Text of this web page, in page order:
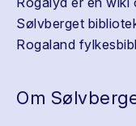
Sølvberget
Rogaland
Om